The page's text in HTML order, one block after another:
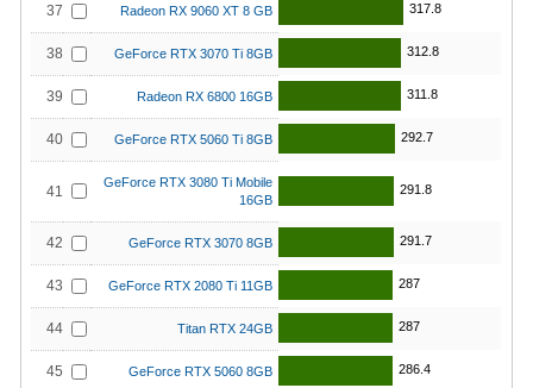
37 Radeon RX 9060 XT 8 GB 317.8
38 GeForce RTX 3070 Ti 8GB 312.8
39 Radeon RX 6800 16GB 311.8
40 GeForce RTX 5060 Ti 8GB 292.7
41
GeForce RTX 3080 Ti Mobile
16GB
291.8
42 GeForce RTX 3070 8GB 291.7
43 GeForce RTX 2080 Ti 11GB 287
44 Titan RTX 24GB 287
45 GeForce RTX 5060 8GB 286.4